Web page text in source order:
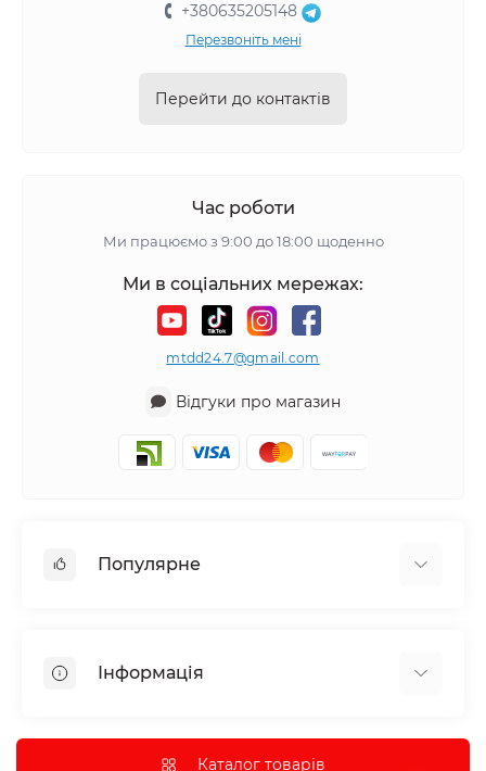
+380635205148
Перезвоніть мені
Перейти до контактів
Час роботи
Ми працюємо з 9:00 до 18:00 щоденно
Ми в соціальних мережах:
mtdd24.7@gmail.com
Відгуки про магазин
Популярне
Все для автомобіля
Парасолька
Інформація
Доставка та оплата
Каталог товарів